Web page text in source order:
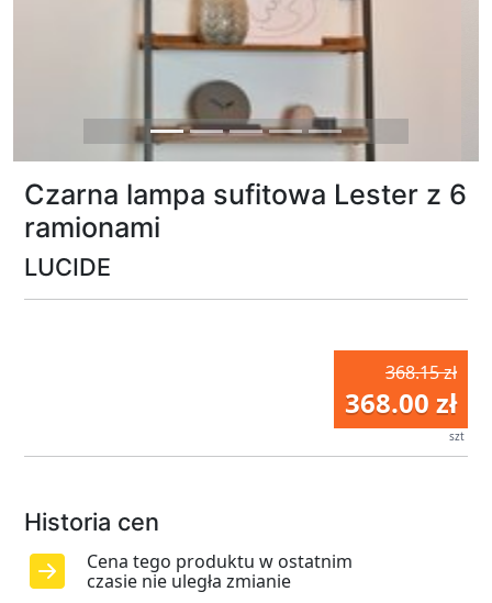
Czarna lampa sufitowa Lester z 6
ramionami
LUCIDE
368.15 zł
368.00 zł
szt
Historia cen
Cena tego produktu w ostatnim
czasie nie uległa zmianie